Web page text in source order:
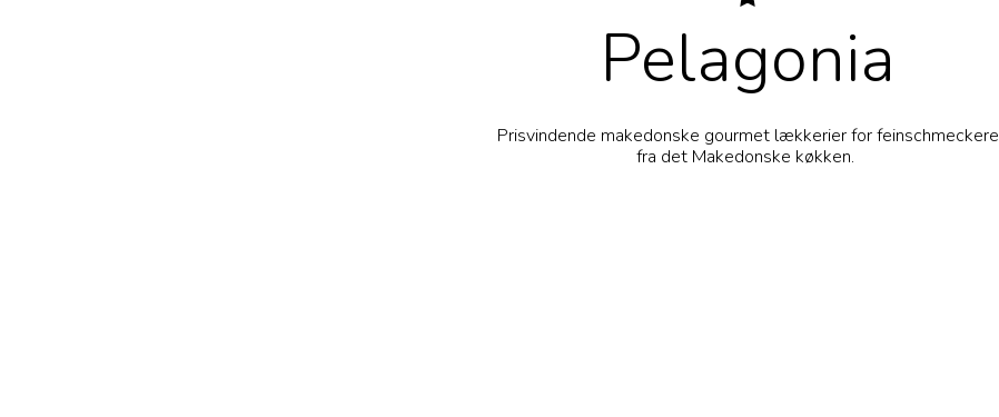
Pelagonia
Prisvindende makedonske gourmet lækkerier for feinschmeckere
fra det Makedonske køkken.